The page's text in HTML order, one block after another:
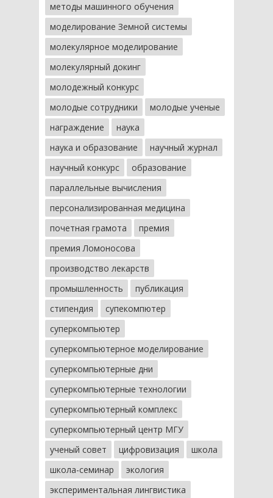
методы машинного обучения
моделирование Земной системы
молекулярное моделирование
молекулярный докинг
молодежный конкурс
молодые сотрудники
молодые ученые
награждение
наука
наука и образование
научный журнал
научный конкурс
образование
параллельные вычисления
персонализированная медицина
почетная грамота
премия
премия Ломоносова
производство лекарств
промышленность
публикация
стипендия
супекомпютер
суперкомпьютер
суперкомпьютерное моделирование
суперкомпьютерные дни
суперкомпьютерные технологии
суперкомпьютерный комплекс
суперкомпьютерный центр МГУ
ученый совет
цифровизация
школа
школа-семинар
экология
экспериментальная лингвистика